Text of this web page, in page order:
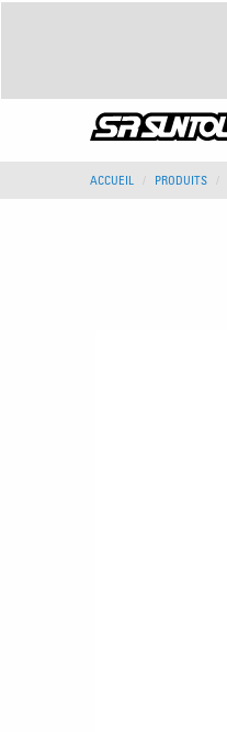
ACCUEIL PRODUITS